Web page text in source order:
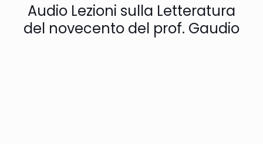
Audio Lezioni sulla Letteratura
del novecento del prof. Gaudio